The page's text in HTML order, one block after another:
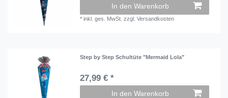
In den Warenkorb
*inkl. ges. MwSt. zzgl.Versandkosten
Step by Step Schultüte "Mermaid Lola"
27,99 € *
In den Warenkorb